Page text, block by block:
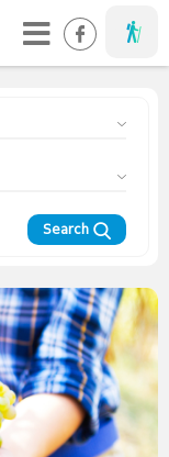
Taveller
Search